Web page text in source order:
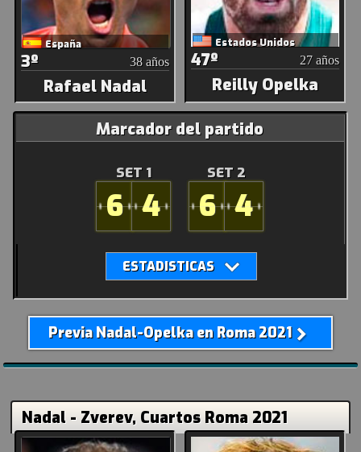
España
3º 38 años
Rafael Nadal
Estados Unidos
47º 27 años
Reilly Opelka
Marcador del partido
SET 1
6 4
SET 2
6 4
Previa Nadal-Opelka en Roma 2021
Nadal - Zverev, Cuartos Roma 2021